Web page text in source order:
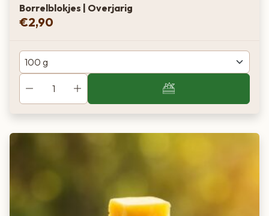
Borrelblokjes | Overjarig
€2,90